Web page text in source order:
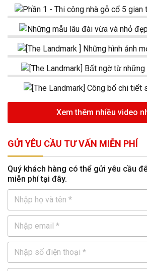
Xem thêm nhiều video
GỬI YÊU CẦU TƯ VẤN MIỄN PHÍ
Quý khách hàng có thể gửi yêu cầu
miễn phí tại đây.